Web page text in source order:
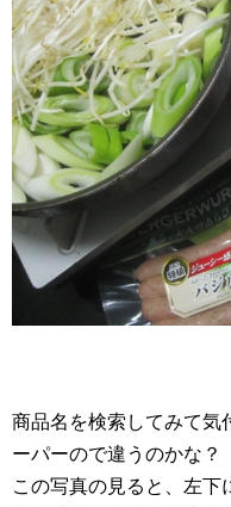
商品名を検索してみて気
ーパーので違うのかな？
この写真の見ると、左下